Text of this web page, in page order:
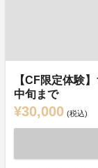
【CF限定体験
中旬まで
¥30,000 (税込)